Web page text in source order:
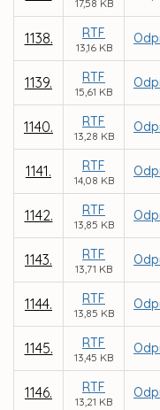
17,58 KB
1138. RTF
13,16 KB
1139. RTF
15,61 KB
1140. RTF
13,28 KB
1141. RTF
14,08 KB
1142. RTF
13,85 KB
1143. RTF
13,71 KB
1144. RTF
13,85 KB
1145. RTF
13,45 KB
1146. RTF
13,21 KB